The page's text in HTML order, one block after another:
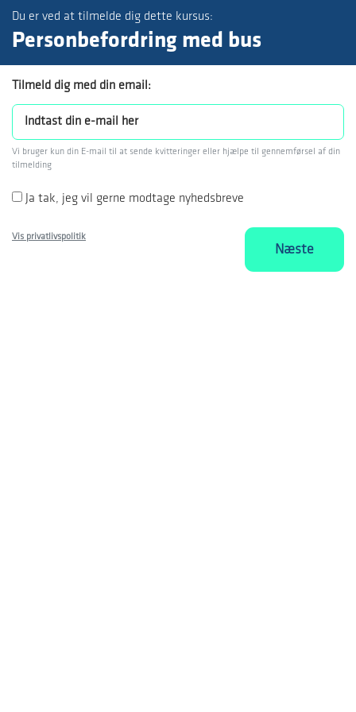
Du er ved at tilmelde dig dette kursus:
Personbefordring med bus
Tilmeld dig med din email:
Vi bruger kun din E-mail til at sende kvitteringer eller hjælpe til gennemførsel af din
tilmelding
Ja tak, jeg vil gerne modtage nyhedsbreve
Vis privatlivspolitik